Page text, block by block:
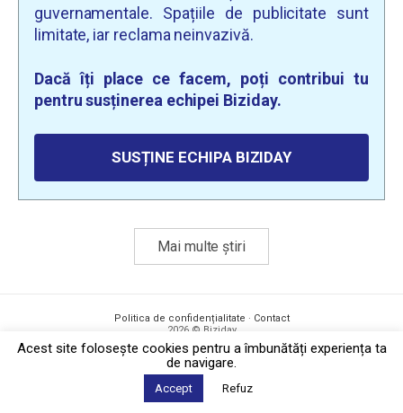
guvernamentale. Spațiile de publicitate sunt
limitate, iar reclama neinvazivă.
Dacă îți place ce facem, poți contribui tu
pentru susținerea echipei Biziday.
SUSȚINE ECHIPA BIZIDAY
Mai multe știri
Politica de confidențialitate · Contact
2026 © Biziday
Acest site foloseşte cookies pentru a îmbunătăți experiența ta
de navigare.
Accept Refuz